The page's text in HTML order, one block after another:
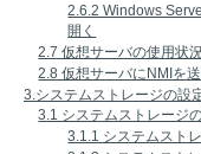
2.6.2 Windows
開く
2.7 仮想サーバの使用状
2.8 仮想サーバにNMIを
3.システムストレージの設
3.1 システムストレージ
3.1.1 システムスト